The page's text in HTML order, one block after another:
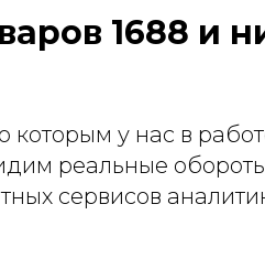
1688 и
у нас в
реальные
сервисов